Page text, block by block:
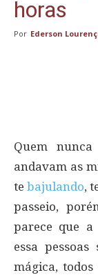
horas
Por Ederson
Quem
andavam as
te bajulando,
passeio,
parece que a
essa
mágica, todos